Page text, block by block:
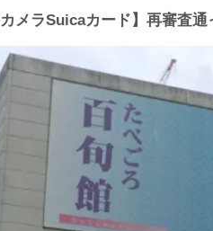
メラSuicaカード】再審査通